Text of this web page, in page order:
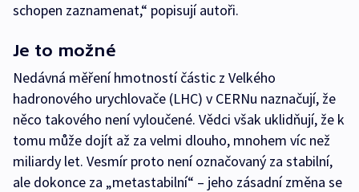
schopen zaznamenat,“ popisují autoři.
Je to možné
Nedávná měření hmotností částic z Velkého
hadronového urychlovače (LHC) v CERNu naznačují, že
něco takového není vyloučené. Vědci však uklidňují, že k
tomu může dojít až za velmi dlouho, mnohem víc než
miliardy let. Vesmír proto není označovaný za stabilní,
ale dokonce za „metastabilní“ – jeho zásadní změna se